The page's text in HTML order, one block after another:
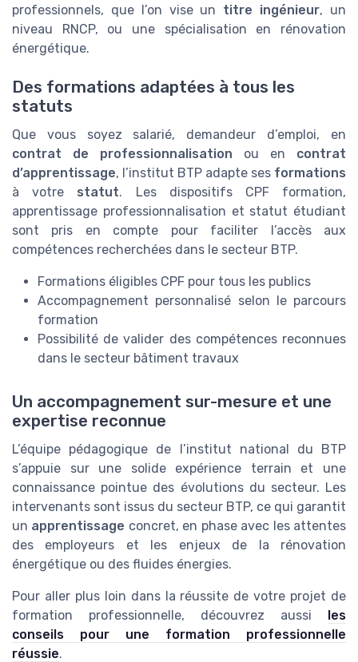
professionnels, que l’on vise un titre ingénieur, un
niveau RNCP, ou une spécialisation en rénovation
énergétique.
Des formations adaptées à tous les
statuts
Que vous soyez salarié, demandeur d’emploi, en
contrat de professionnalisation ou en contrat
d’apprentissage, l’institut BTP adapte ses formations
à votre statut. Les dispositifs CPF formation,
apprentissage professionnalisation et statut étudiant
sont pris en compte pour faciliter l’accès aux
compétences recherchées dans le secteur BTP.
Formations éligibles CPF pour tous les publics
Accompagnement personnalisé selon le parcours
formation
Possibilité de valider des compétences reconnues
dans le secteur bâtiment travaux
Un accompagnement sur-mesure et une
expertise reconnue
L’équipe pédagogique de l’institut national du BTP
s’appuie sur une solide expérience terrain et une
connaissance pointue des évolutions du secteur. Les
intervenants sont issus du secteur BTP, ce qui garantit
un apprentissage concret, en phase avec les attentes
des employeurs et les enjeux de la rénovation
énergétique ou des fluides énergies.
Pour aller plus loin dans la réussite de votre projet de
formation professionnelle, découvrez aussi les
conseils pour une formation professionnelle
réussie.